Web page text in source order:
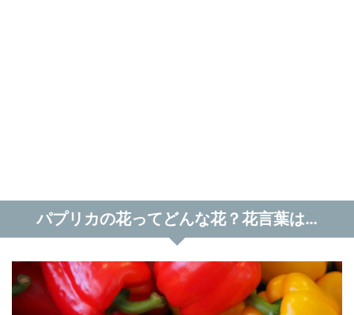
パプリカの花ってどんな花？花言葉は…